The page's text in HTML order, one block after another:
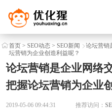
首页> SEO动态> SEO新闻
论坛营销
坛营销为企业创造利益呢？
论坛营销是企业网络
把握论坛营销为企业
2019-05-06 09:44:31 推荐访问：